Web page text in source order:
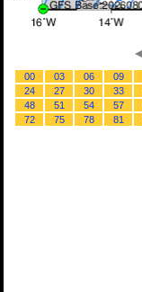
00 03 06 09
24
27 30 33
48
51 54 57
72
75 78 81